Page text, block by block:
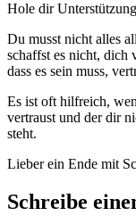
Hole dir Unterstützung
Du musst nicht alles
schaffst es nicht, dich
dass es sein muss,
Es ist oft hilfreich,
vertraust und der dir
steht.
Lieber ein Ende mit
Schreibe